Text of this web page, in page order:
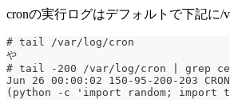
cronの実行ログはデフォルトで下記に/
# tail /var/log/cron
や
# tail -200 /var/log/cron | grep
Jun 26 00:00:02 150-95-200-203
(python -c 'import random; import